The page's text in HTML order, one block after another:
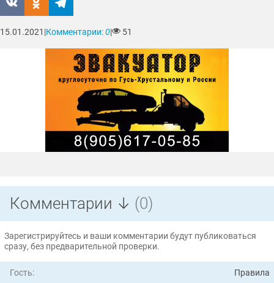
15.01.2021 |Комментарии:0| 51
Комментарии ↓ (0)
Зарегистрируйтесь и ваши комментарии будут публиковаться
сразу, без предварительной проверки.
Гость: Правила